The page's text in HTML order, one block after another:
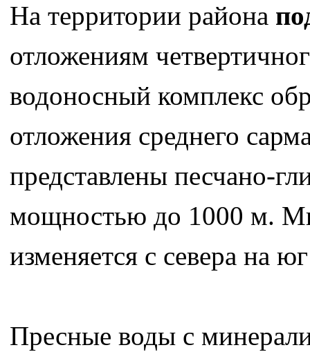
На территории района
отложениям
водоносный комплекс
отложения среднего
представлены песчано-
мощностью до 1000 м.
изменяется с севера на
Пресные воды с